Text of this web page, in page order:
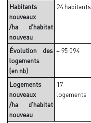
Habitants
nouveaux
/ha d’habitat
nouveau
24 habitants
Évolution des
logements
(en nb)
+ 95 094
Logements
nouveaux
/ha d’habitat
nouveau
17
logements